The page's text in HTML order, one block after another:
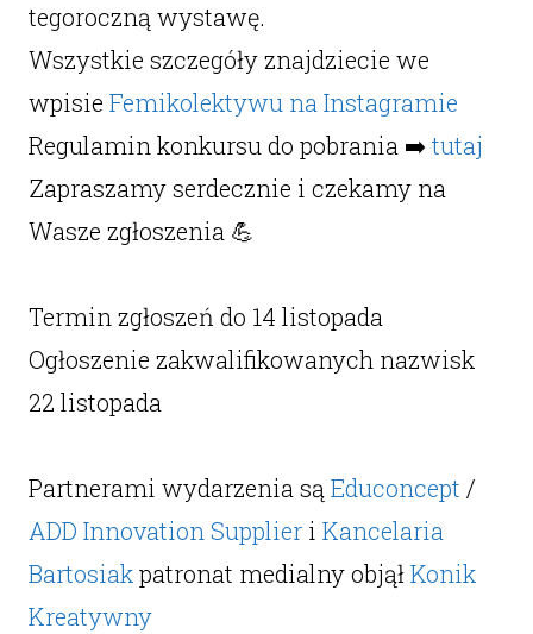
tegoroczną wystawę.
Wszystkie szczegóły znajdziecie we
wpisie Femikolektywu na Instagramie
Regulamin konkursu do pobrania ➡️ tutaj
Zapraszamy serdecznie i czekamy na
Wasze zgłoszenia 💪
Termin zgłoszeń do 14 listopada
Ogłoszenie zakwalifikowanych nazwisk
22 listopada
Partnerami wydarzenia są Educoncept /
ADD Innovation Supplieri Kancelaria
Bartosiakpatronat medialny objąłKonik
Kreatywny